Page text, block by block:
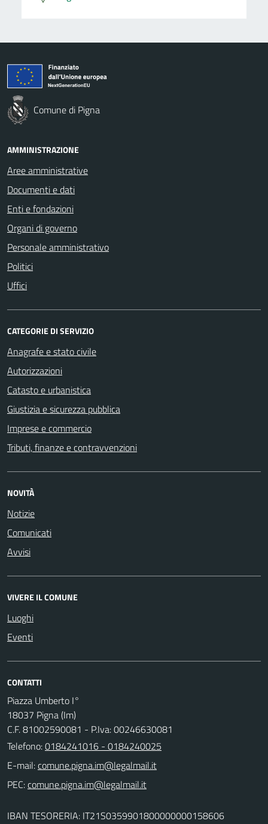
Comune di Pigna
AMMINISTRAZIONE
Aree amministrative
Documenti e dati
Enti e fondazioni
Organi di governo
Personale amministrativo
Politici
Uffici
CATEGORIE DI SERVIZIO
Anagrafe e stato civile
Autorizzazioni
Catasto e urbanistica
Giustizia e sicurezza pubblica
Imprese e commercio
Tributi, finanze e contravvenzioni
NOVITÀ
Notizie
Comunicati
Avvisi
VIVERE IL COMUNE
Luoghi
Eventi
CONTATTI
Piazza Umberto I°
18037 Pigna (Im)
C.F. 81002590081 - P.Iva: 00246630081
Telefono:0184241016 - 0184240025
E-mail:
PEC:
IBAN TESORERIA: IT21S0359901800000000158606